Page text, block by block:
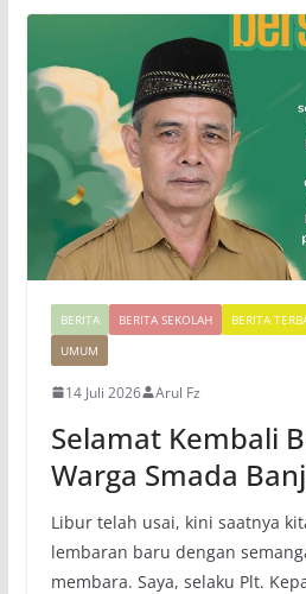
BERITA BERITA SEKOLAH BERITA
UMUM
14 Juli 2026 Arul Fz
Selamat Kembali
Warga Smada
Libur telah usai, kini saatnya
lembaran baru dengan
membara. Saya, selaku Plt.